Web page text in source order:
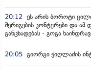
20:12
ეს არის ბოროტი
შერიგების კონტურები და ამ
განცხადებას - გოგა
20:05 გიორგი ჭიღლაძის